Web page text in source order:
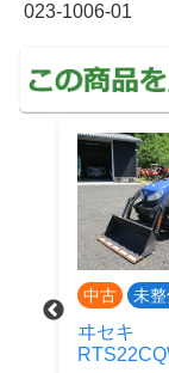
023-1006-01
中古 未
ヰセキ